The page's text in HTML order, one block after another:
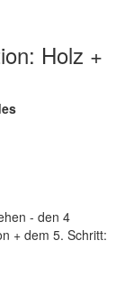
Holz +
- den 4
+ dem 5. Schritt: